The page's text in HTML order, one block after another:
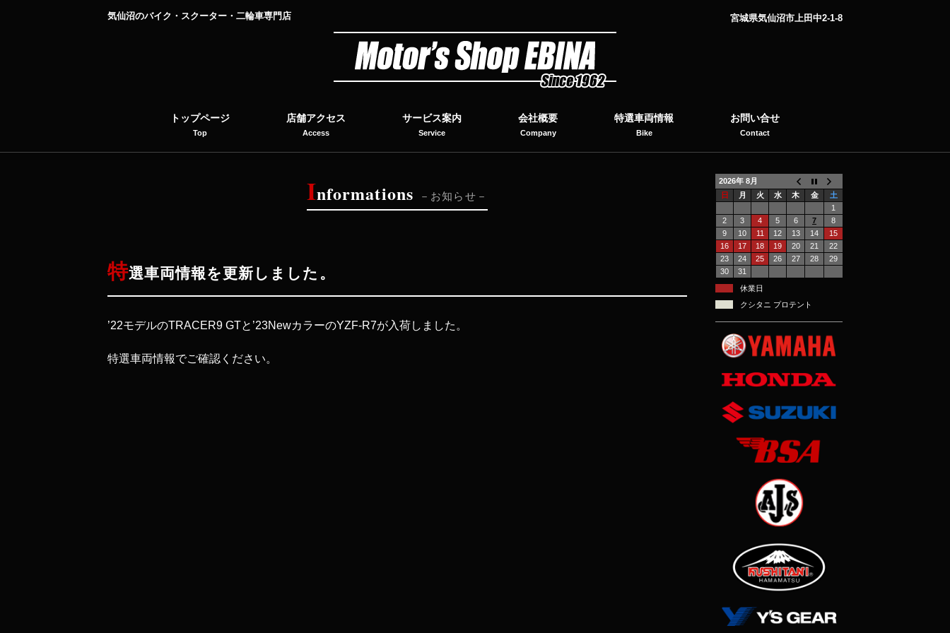
気仙沼のバイク・スクーター・二輪車専門店 宮城県気仙沼市上田中2-1-8
トップページ
Top
店舗アクセス
Access
サービス案内
Service
会社概要
Company
特選車両情報
Bike
お問い合せ
Contact
Informations お知らせ
特選車両情報を更新しました。
’22モデルのTRACER9 GTと’23NewカラーのYZF-R7が入荷しました。
特選車両情報でご確認ください。
2026年 8月
日
月 火 水 木 金
土
1
2
3 4 5 6 7
8
9
10 11 12 13 14
15
16
17 18 19 20 21
22
23
24 25 26 27 28
29
30
31
休業日
クシタニ プロテント